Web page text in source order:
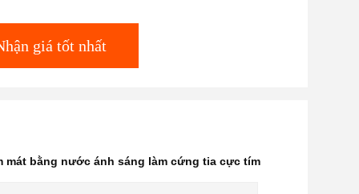
giá tốt nhất
mát bằng nước ánh sáng làm cứng tia cực tím